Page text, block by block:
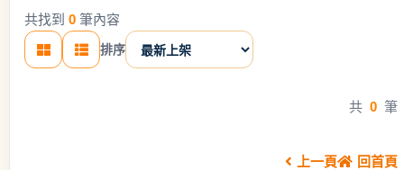
共找到 0 筆內容
排序
共 0 筆
上一頁 回首頁